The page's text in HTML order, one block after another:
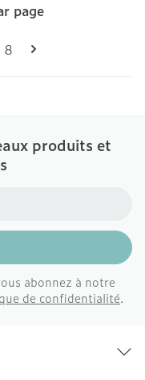
la page
Page
8
page
produits et
abonnez à notre
de confidentialité.